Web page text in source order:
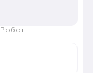
Робот